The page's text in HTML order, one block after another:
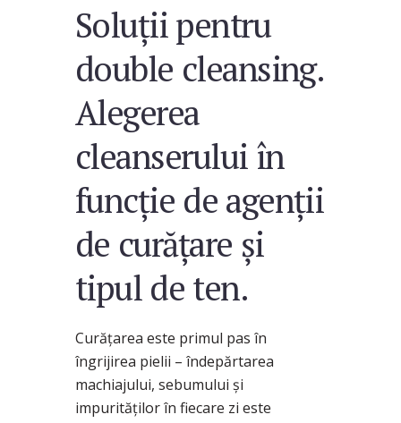
Soluții pentru
double cleansing.
Alegerea
cleanserului în
funcție de agenții
de curățare și
tipul de ten.
Curățarea este primul pas în
îngrijirea pielii – îndepărtarea
machiajului, sebumului și
impurităților în fiecare zi este